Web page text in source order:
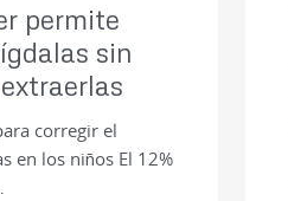
permite
sin
corregir el
en los niños El 12%